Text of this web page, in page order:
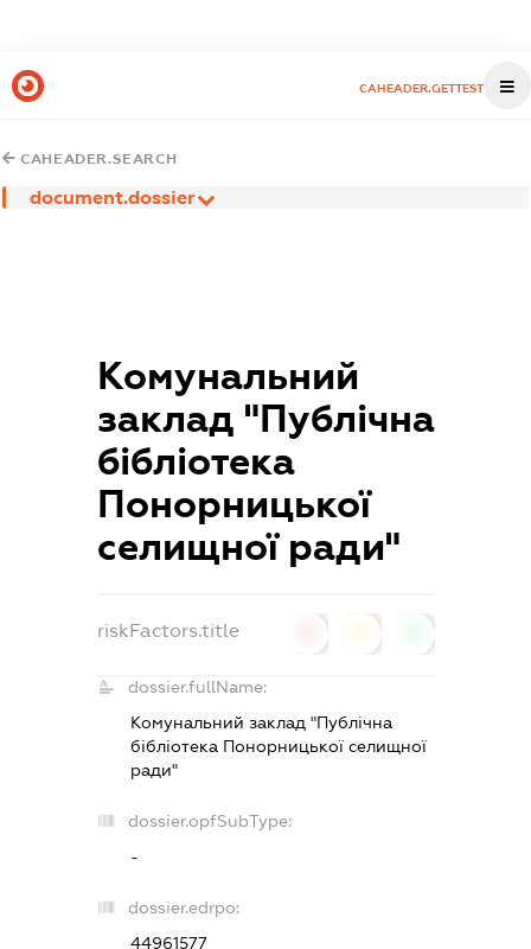
CAHEADER.GETTEST
CAHEADER.SEARCH
document.dossier
Комунальний
заклад "Публічна
бібліотека
Понорницької
селищної ради"
riskFactors.title
dossier.fullName:
Комунальний заклад "Публічна
бібліотека Понорницької селищної
ради"
dossier.opfSubType:
-
dossier.edrpo:
44961577